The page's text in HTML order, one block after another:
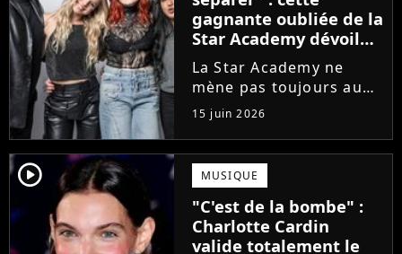
gagnante oubliée de la
Star Academy dévoile
l'envers du décor du
métier
La Star Academy ne
mène pas toujours au
succès. Après l'échec de
son premier album,
Anisha Jo, gagnante de
la Star Academy 2022, a
vu beaucoup de portes
se fermer. Sur
Instagram, elle...
15 juin 2026
player2 MUSIQUE
"C'est de la bombe" :
Charlotte Cardin
valide totalement le